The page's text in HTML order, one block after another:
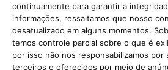
continuamente para garantir a
informações, ressaltamos que nosso
desatualizado em alguns momentos.
temos controle parcial sobre o que é
por isso não nos responsabilizamos
terceiros e oferecidos por meio de